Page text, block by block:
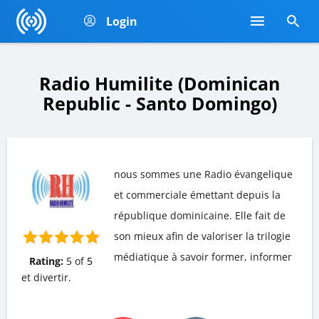
Login
Radio Humilite (Dominican
Republic - Santo Domingo)
Rating: 5of 5
nous sommes une Radio évangelique
et commerciale émettant depuis la
république dominicaine. Elle fait de
son mieux afin de valoriser la trilogie
médiatique à savoir former, informer
et divertir.